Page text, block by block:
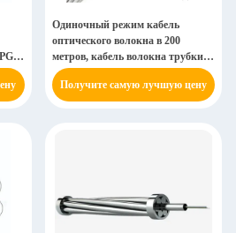
Одиночный режим кабель
оптического волокна в 200
метров, кабель волокна трубки
OPGW G652d множественный
свободный
Получите самую лучшую цену